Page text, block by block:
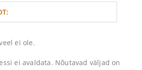
ei ole.
ei avaldata. Nõutavad väljad on